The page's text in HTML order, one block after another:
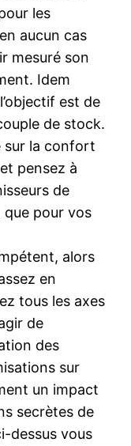
les
aucun cas
mesuré son
Idem
est de
de stock.
sur la confort
pensez à
de
que pour vos
alors
en
tous les axes
de
des
sur
un impact
secrètes de
dessus vous